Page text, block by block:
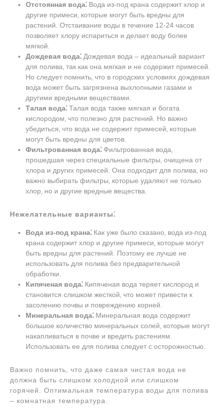
Отстоянная вода⁚ Вода из-под крана содержит хлор и
другие примеси‚ которые могут быть вредны для
растений. Отстаивание воды в течение 12-24 часов
позволяет хлору испариться и делает воду более
мягкой.
Дождевая вода⁚ Дождевая вода – идеальный вариант
для полива‚ так как она мягкая и не содержит примесей.
Но следует помнить‚ что в городских условиях дождевая
вода может быть загрязнена выхлопными газами и
другими вредными веществами.
Талая вода⁚ Талая вода также мягкая и богата
кислородом‚ что полезно для растений. Но важно
убедиться‚ что вода не содержит примесей‚ которые
могут быть вредны для цветов.
Фильтрованная вода⁚ Фильтрованная вода‚
прошедшая через специальные фильтры‚ очищена от
хлора и других примесей. Она подходит для полива‚ но
важно выбирать фильтры‚ которые удаляют не только
хлор‚ но и другие вредные вещества.
Нежелательные варианты⁚
Вода из-под крана⁚ Как уже было сказано‚ вода из-под
крана содержит хлор и другие примеси‚ которые могут
быть вредны для растений. Поэтому ее лучше не
использовать для полива без предварительной
обработки.
Кипяченая вода⁚ Кипяченая вода теряет кислород и
становится слишком жесткой‚ что может привести к
засолению почвы и повреждению корней.
Минеральная вода⁚ Минеральная вода содержит
большое количество минеральных солей‚ которые могут
накапливаться в почве и вредить растениям.
Использовать ее для полива следует с осторожностью.
Важно помнить‚ что даже самая чистая вода не
должна быть слишком холодной или слишком
горячей. Оптимальная температура воды для полива
– комнатная температура.